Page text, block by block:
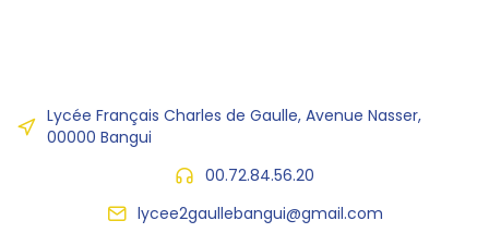
Lycée Français Charles de Gaulle, Avenue Nasser,
00000 Bangui
00.72.84.56.20
lycee2gaullebangui@gmail.com